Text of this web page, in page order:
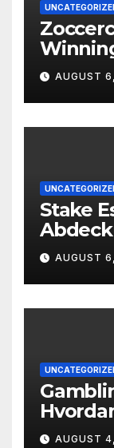
AUGUST
Stake
AUGUST
ogAUGUST